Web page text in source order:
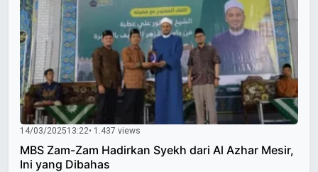
14/03/202513:22• 1.437 views
MBS Zam-Zam Hadirkan Syekh dari Al Azhar Mesir,
Ini yang Dibahas